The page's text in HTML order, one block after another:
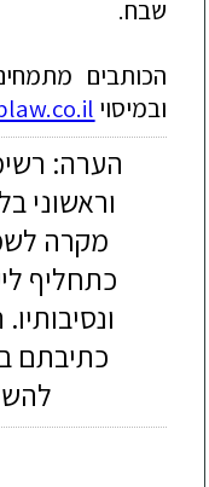
שבח.
הכותבים
ובמיסוי
הערה:
וראשוני
מקרה
כתחליף
כתיבתם